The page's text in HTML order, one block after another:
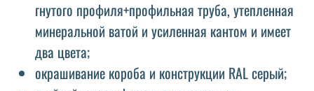
гнутого профиля+профильная труба, утепленная
минеральной ватой и усиленная кантом и имеет
два цвета;
окрашивание короба и конструкции RAL серый;